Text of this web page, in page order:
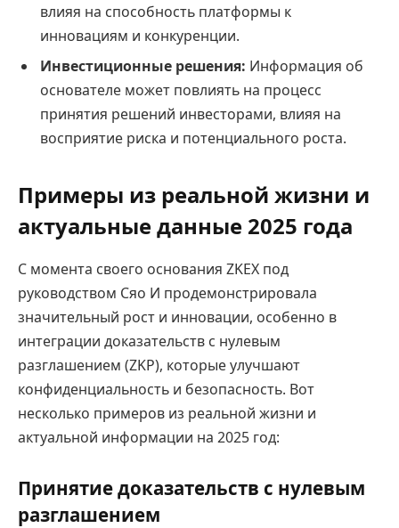
влияя на способность платформы к
инновациям и конкуренции.
Инвестиционные решения: Информация об
основателе может повлиять на процесс
принятия решений инвесторами, влияя на
восприятие риска и потенциального роста.
Примеры из реальной жизни и
актуальные данные 2025 года
С момента своего основания ZKEX под
руководством Сяо И продемонстрировала
значительный рост и инновации, особенно в
интеграции доказательств с нулевым
разглашением (ZKP), которые улучшают
конфиденциальность и безопасность. Вот
несколько примеров из реальной жизни и
актуальной информации на 2025 год:
Принятие доказательств с нулевым
разглашением